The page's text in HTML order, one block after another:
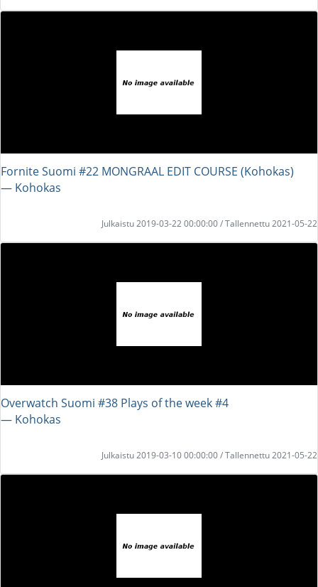
Fornite Suomi #22 MONGRAAL EDIT COURSE (Kohokas)
― Kohokas
Julkaistu 2019-03-22 00:00:00 / Tallennettu 2021-05-22
Overwatch Suomi #38 Plays of the week #4
― Kohokas
Julkaistu 2019-03-10 00:00:00 / Tallennettu 2021-05-22